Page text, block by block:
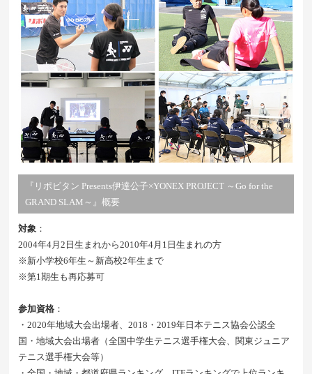
『リポビタン Presents伊達公子×YONEX PROJECT ～Go for the
GRAND SLAM～』概要
対象 ：
2004年4月2日生まれから2010年4月1日生まれの方
※新小学校6年生～新高校2年生まで
※第1期生も再応募可
参加資格 ：
・2020年地域大会出場者、2018・2019年日本テニス協会公認全
国・地域大会出場者（全国中学生テニス選手権大会、関東ジュニア
テニス選手権大会等）